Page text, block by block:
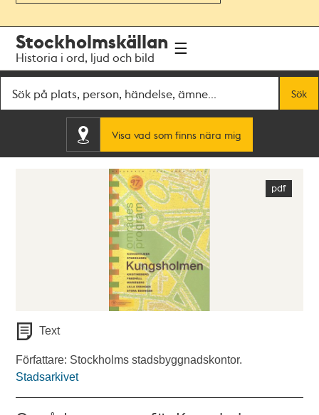
navigationen
huvudinnehållet
Stockholmskällan
Historia i ord, ljud och bild
Sök
Visa vad som finns nära mig
Text
Författare: Stockholms stadsbyggnadskontor.
Stadsarkivet